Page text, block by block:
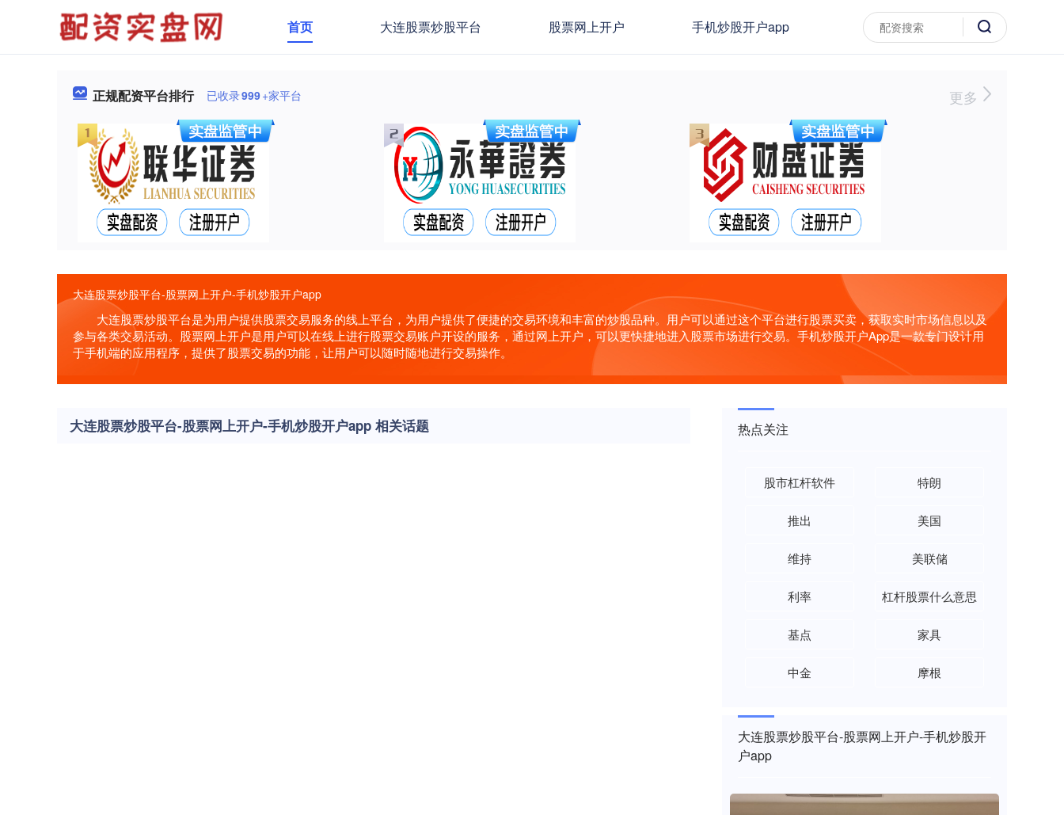
首页 大连股票炒股平台 股票网上开户 手机炒股开户app
正规配资平台排行 已收录999+家平台 更多
大连股票炒股平台-股票网上开户-手机炒股开户app
大连股票炒股平台是为用户提供股票交易服务的线上平台，为用户提供了便捷的交易环境和丰富的炒股品种。用户可以通过这个平台进行股票买卖，获取实时市场信息以及
参与各类交易活动。股票网上开户是用户可以在线上进行股票交易账户开设的服务，通过网上开户，可以更快捷地进入股票市场进行交易。手机炒股开户App是一款专门设计用
于手机端的应用程序，提供了股票交易的功能，让用户可以随时随地进行交易操作。
大连股票炒股平台-股票网上开户-手机炒股开户app 相关话题 热点关注
股市杠杆软件 特朗
推出 美国
维持 美联储
利率 杠杆股票什么意思
基点 家具
中金 摩根
大连股票炒股平台-股票网上开户-手机炒股开
户app